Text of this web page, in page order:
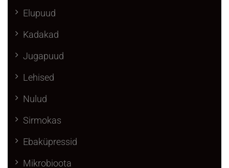
Elupuud
Kadakad
Jugapuud
Lehised
Nulud
Sirmokas
Ebaküpressid
Mikrobioota